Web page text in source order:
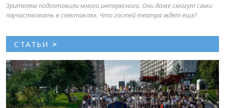
Зрителям подготовили много интересного. Они даже смогут сами
поучаствовать в спектаклях. Что гостей театра ждет еще?
СТАТЬИ >